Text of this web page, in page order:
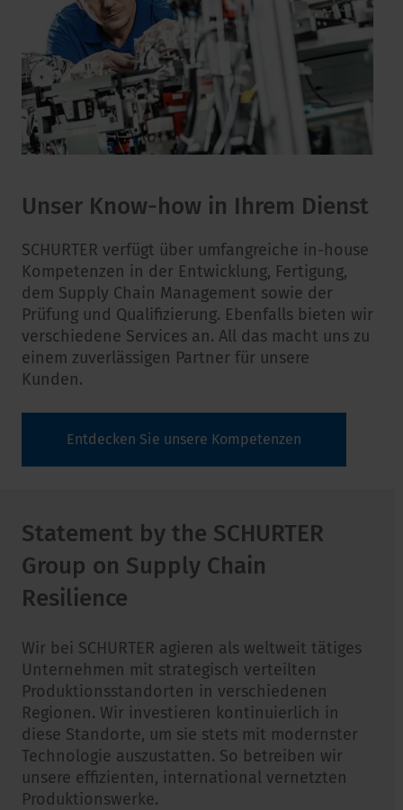
Unser Know-how in Ihrem Dienst
SCHURTER verfügt über umfangreiche in-house
Kompetenzen in der Entwicklung, Fertigung,
dem Supply Chain Management sowie der
Prüfung und Qualifizierung. Ebenfalls bieten wir
verschiedene Services an. All das macht uns zu
einem zuverlässigen Partner für unsere
Kunden.
Entdecken Sie unsere Kompetenzen
Statement by the SCHURTER
Group on Supply Chain
Resilience
Wir bei SCHURTER agieren als weltweit tätiges
Unternehmen mit strategisch verteilten
Produktionsstandorten in verschiedenen
Regionen. Wir investieren kontinuierlich in
diese Standorte, um sie stets mit modernster
Technologie auszustatten. So betreiben wir
unsere effizienten, international vernetzten
Produktionswerke.